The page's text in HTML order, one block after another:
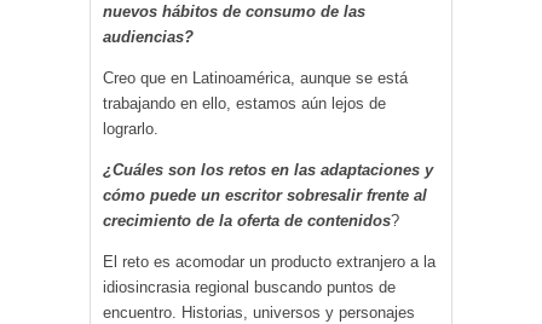
nuevos hábitos de consumo de las
audiencias?
Creo que en Latinoamérica, aunque se está
trabajando en ello, estamos aún lejos de
lograrlo.
¿Cuáles son los retos en las adaptaciones y
cómo puede un escritor sobresalir frente al
crecimiento de la oferta de contenidos?
El reto es acomodar un producto extranjero a la
idiosincrasia regional buscando puntos de
encuentro. Historias, universos y personajes